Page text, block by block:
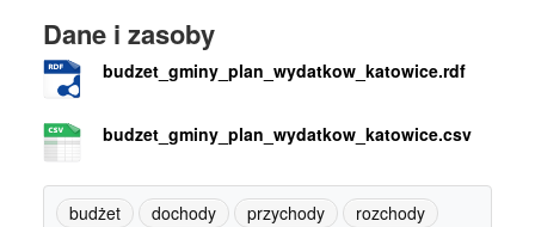
Dane i zasoby
budzet_gminy_plan_wydatkow_katowice.rdf
budzet_gminy_plan_wydatkow_katowice.csv
budżet dochody przychody
rozchody